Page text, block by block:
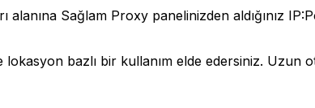
Sağlam Proxy panelinizden aldığınız
lokasyon bazlı bir kullanım elde edersiniz.